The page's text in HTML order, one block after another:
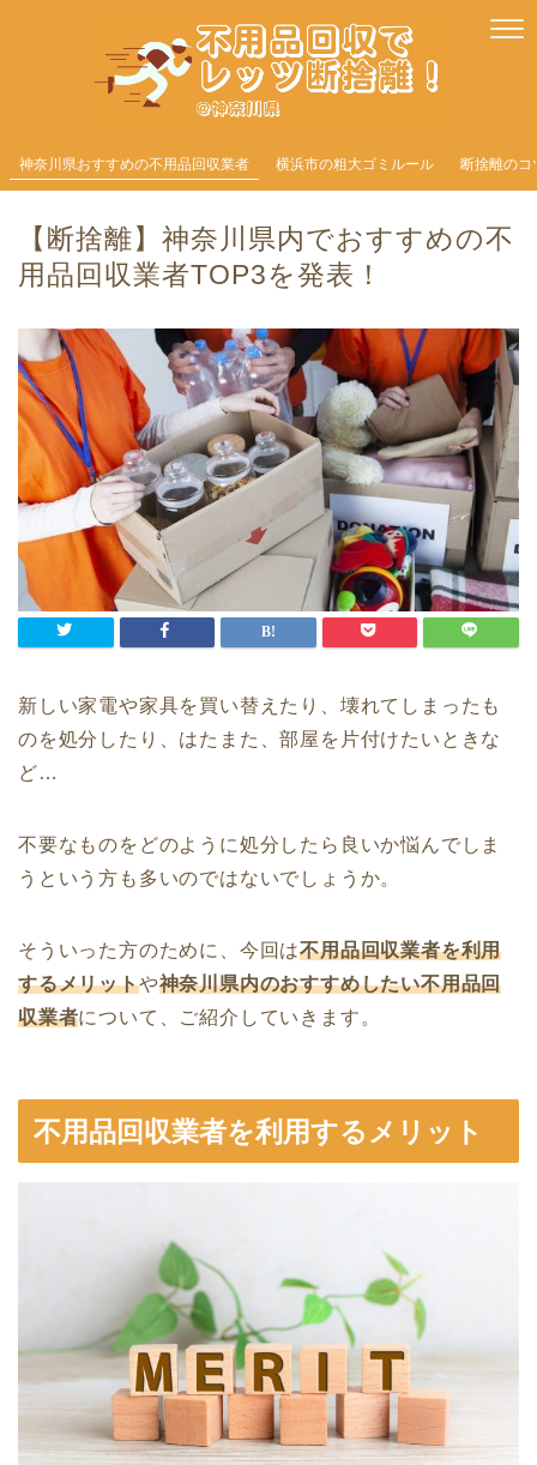
神奈川県おすすめの不用品回収業者 横浜市の粗大ゴミルール 断捨離のコ
【断捨離】神奈川県内でおすすめの不
用品回収業者TOP3を発表！
新しい家電や家具を買い替えたり、壊れてしまったも
のを処分したり、はたまた、部屋を片付けたいときな
ど…
不要なものをどのように処分したら良いか悩んでしま
うという方も多いのではないでしょうか。
そういった方のために、今回は不用品回収業者を利用
するメリットや神奈川県内のおすすめしたい不用品回
収業者について、ご紹介していきます。
不用品回収業者を利用するメリット